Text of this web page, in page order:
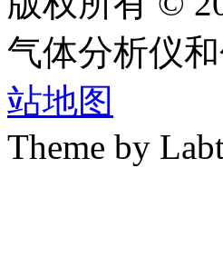
气体分析仪
站地图
Theme by